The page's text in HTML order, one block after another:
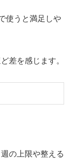
使うと満足しや
差を感じます。
の上限や整える